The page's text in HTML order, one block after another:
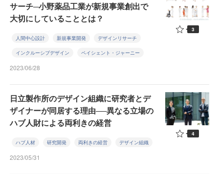
サーチ─小野薬品工業が新規事業創出で
大切にしていることとは？
人間中心設計 新規事業開発 デザインリサーチ
インクルーシブデザイン ペイシェント・ジャーニー
2023/06/28
3
日立製作所のデザイン組織に研究者とデ
ザイナーが同居する理由──異なる立場の
ハブ人財による両利きの経営
ハブ人材 研究開発 両利きの経営 デザイン組織
2023/05/31
4